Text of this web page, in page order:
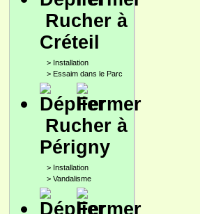
Rucher à
Créteil
> Installation
> Essaim dans le Parc
Rucher à
Périgny
> Installation
> Vandalisme